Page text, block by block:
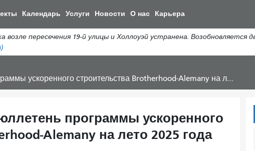
к
общему
содержанию
Календарь Услуги Новости О нас Карьера
пересечения 19-й улицы и Холлоуэй устранена. Возобновляется
строительства Brotherhood-Alemany на лето 2025 года (PDF)
программы ускоренного
Alemany на лето 2025 года